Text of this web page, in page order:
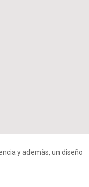
y ademàs, un diseño